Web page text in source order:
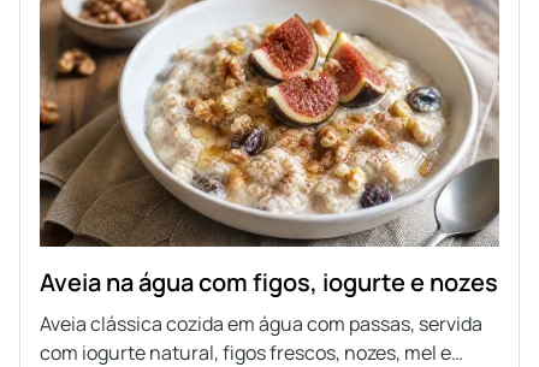
Aveia na água com figos, iogurte e nozes
Aveia clássica cozida em água com passas, servida
com iogurte natural, figos frescos, nozes, mel e